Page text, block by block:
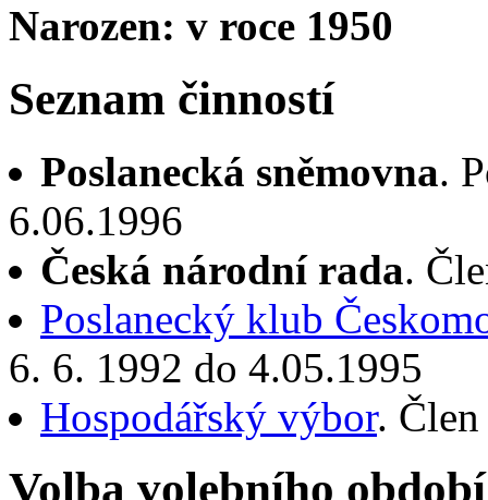
Narozen: v roce 1950
Seznam činností
Poslanecká sněmovna.
6.06.1996
Česká národní rada.
Poslanecký klub
6. 6. 1992 do 4.05.1995
Hospodářský výbor.
Volba volebního období